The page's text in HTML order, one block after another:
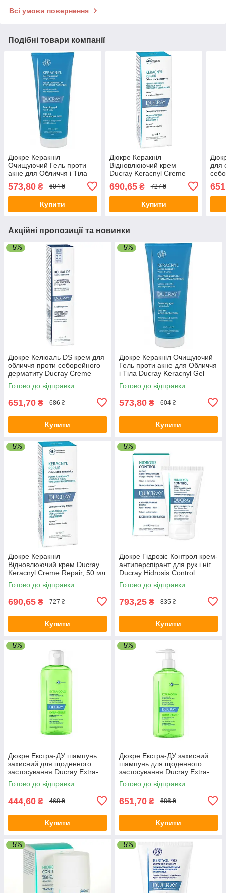
Всі умови повернення
Подібні товари компанії
Дюкре Керакніл
Очищуючий Гель проти
акне для Обличчя і Тіла
moussant 200 мл
573,80 ₴ 604 ₴
Купити
Дюкре Керакніл
Відновлюючий крем
Ducray Keracnyl Creme
690,65₴ 727 ₴
Купити
для
Акційні пропозиції та новинки
–5%
Дюкре Келюаль DS крем для
обличчя проти себорейного
дерматиту Ducray Creme
Apaisante Squamoredactrice
40 мл
Готово до відправки
651,70 ₴ 686 ₴
Купити
–5%
Дюкре Керакніл Очищуючий
Гель проти акне для Обличчя
і Тіла Ducray Keracnyl Gel
moussant 200 мл
Готово до відправки
573,80 ₴ 604 ₴
Купити
–5%
Дюкре Керакніл
Відновлюючий крем Ducray
Keracnyl Creme Repair, 50 мл
Готово до відправки
690,65 ₴ 727 ₴
Купити
–5%
Дюкре Гідрозіс Контрол крем-
антиперспірант для рук і ніг
Ducray Hidrosis Control
Crème anti-transpirante 50 мл
Готово до відправки
793,25 ₴ 835 ₴
Купити
–5%
Дюкре Екстра-ДУ шампунь
захисний для щоденного
застосування Ducray Extra-
Doux Shampooing dermo-
protecteur 200
Готово до відправки
444,60 ₴ 468 ₴
Купити
–5%
Дюкре Екстра-ДУ захисний
шампунь для щоденного
застосування Ducray Extra-
Doux Shampooing dermo-
protecteur 400
Готово до відправки
651,70 ₴ 686 ₴
Купити
–5% –5%